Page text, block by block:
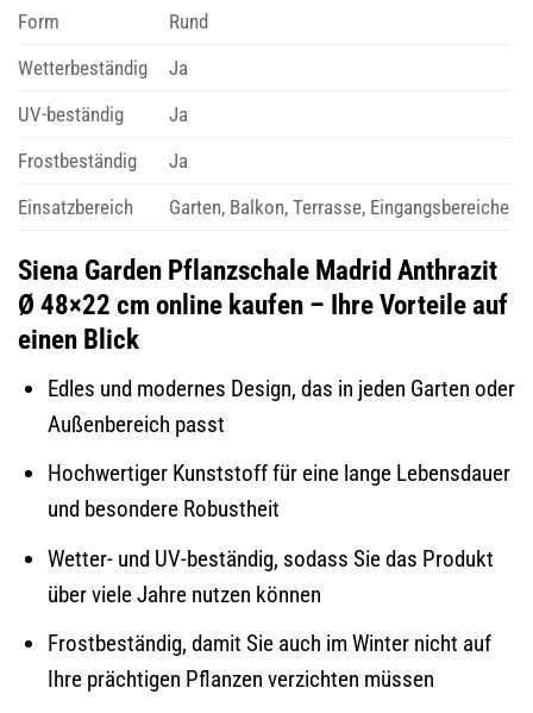
Form
Rund
Wetterbeständig
Ja
UV-beständig
Ja
Frostbeständig
Ja
Einsatzbereich
Garten, Balkon, Terrasse, Eingangsbereiche
Siena Garden Pflanzschale Madrid Anthrazit
Ø 48×22 cm online kaufen – Ihre Vorteile auf
einen Blick
Edles und modernes Design, das in jeden Garten oder
Außenbereich passt
Hochwertiger Kunststoff für eine lange Lebensdauer
und besondere Robustheit
Wetter- und UV-beständig, sodass Sie das Produkt
über viele Jahre nutzen können
Frostbeständig, damit Sie auch im Winter nicht auf
Ihre prächtigen Pflanzen verzichten müssen